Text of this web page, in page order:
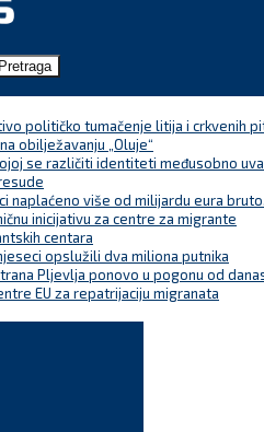
Pretraga
političko tumačenje litija i crkvenih
obilježavanju „Oluje“
se različiti identiteti međusobno
naplaćeno više od milijardu eura
inicijativu za centre za migrante
centara
opslužili dva miliona putnika
Pljevlja ponovo u pogonu od
EU za repatrijaciju migranata